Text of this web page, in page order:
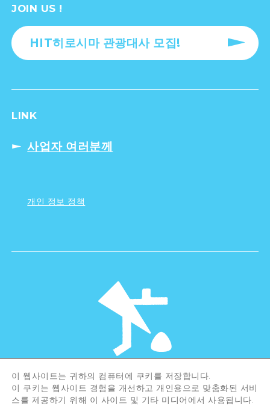
JOIN US !
HIT히로시마 관광대사 모집!
LINK
사업자 여러분께
개인 정보 정책
©Hiroshima Tourism Association /
Hiroshima Prefecture / Hiroshima City .
All rights reserved
이 웹사이트는 귀하의 컴퓨터에 쿠키를 저장합니다.
이 쿠키는 웹사이트 경험을 개선하고 개인용으로 맞춤화된 서비
스를 제공하기 위해 이 사이트 및 기타 미디어에서 사용됩니다.